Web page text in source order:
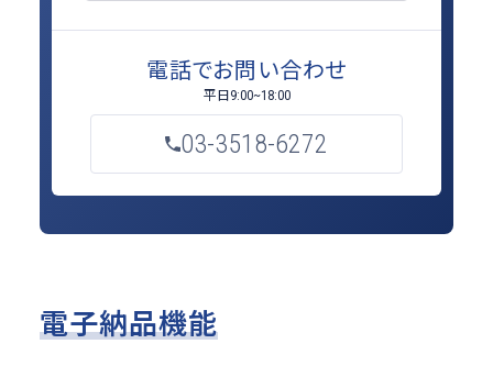
電話でお問い合わせ
平日9:00~18:00
03-3518-6272
電子納品機能